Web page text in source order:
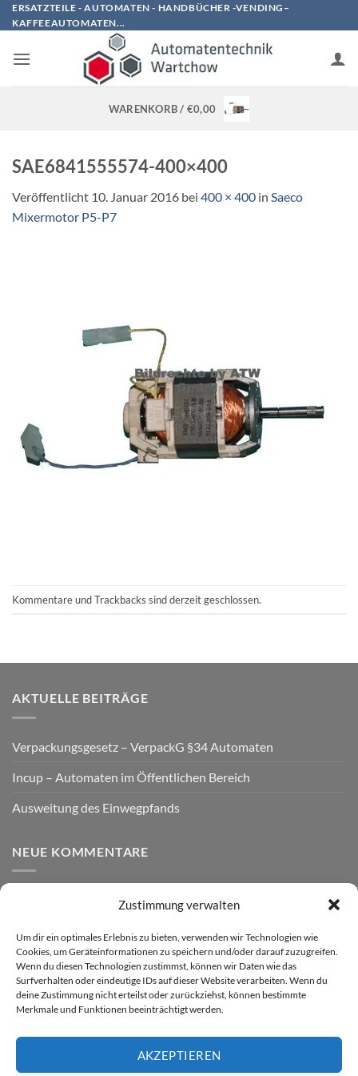
Zustimmung verwalten
Um dir ein optimales Erlebnis zu bieten, verwenden wir Technologien wie
Cookies, um Geräteinformationen zu speichern und/oder darauf zuzugreifen.
Wenn du diesen Technologien zustimmst, können wir Daten wie das
Surfverhalten oder eindeutige IDs auf dieser Website verarbeiten. Wenn du
deine Zustimmung nicht erteilst oder zurückziehst, können bestimmte
Merkmale und Funktionen beeinträchtigt werden.
AKZEPTIEREN
Zum
Inhalt
ERSATZTEILE - AUTOMATEN - HANDBÜCHER -VENDING–
KAFFEEAUTOMATEN...
WARENKORB / €0,00
SAE6841555574-400×400
Veröffentlicht 10. Januar 2016 bei 400 × 400 in Saeco
Mixermotor P5-P7
Kommentare und Trackbacks sind derzeit geschlossen.
AKTUELLE BEITRÄGE
Verpackungsgesetz – VerpackG §34 Automaten
Incup – Automaten im Öffentlichen Bereich
Ausweitung des Einwegpfands
NEUE KOMMENTARE
PayPal MasterCard